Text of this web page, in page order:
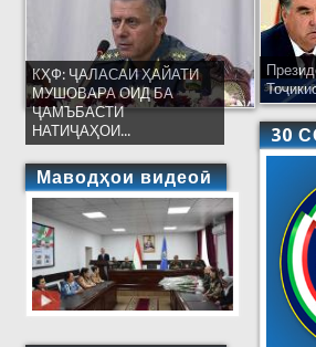
КҲФ: ҶАЛАСАИ ҲАЙАТИ
МУШОВАРА ОИД БА
ҶАМЪБАСТИ
НАТИҶАҲОИ...
Маводҳои видеоӣ
30